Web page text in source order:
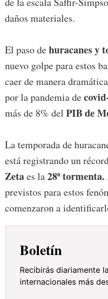
daños materiales.
El paso dehuracanes y
nuevo golpe para estos
caer de manera
por la pandemia de
más de 8% del PIB de
La temporada de
está registrando un
Zetaes la28ª tormenta.
previstos para estos
comenzaron a
Boletín
Recibirás diariamente
internacionales más